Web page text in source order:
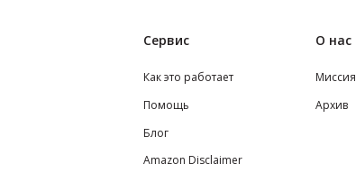
Сервис
Как это работает
Помощь
Блог
Amazon Disclaimer
О нас
Миссия
Архив